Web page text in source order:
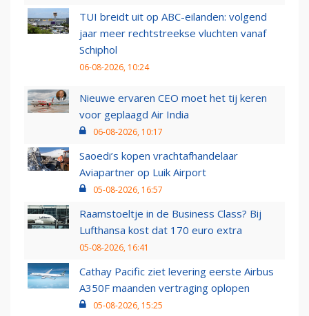
TUI breidt uit op ABC-eilanden: volgend
jaar meer rechtstreekse vluchten vanaf
Schiphol
06-08-2026, 10:24
Nieuwe ervaren CEO moet het tij keren
voor geplaagd Air India
06-08-2026, 10:17
Saoedi’s kopen vrachtafhandelaar
Aviapartner op Luik Airport
05-08-2026, 16:57
Raamstoeltje in de Business Class? Bij
Lufthansa kost dat 170 euro extra
05-08-2026, 16:41
Cathay Pacific ziet levering eerste Airbus
A350F maanden vertraging oplopen
05-08-2026, 15:25